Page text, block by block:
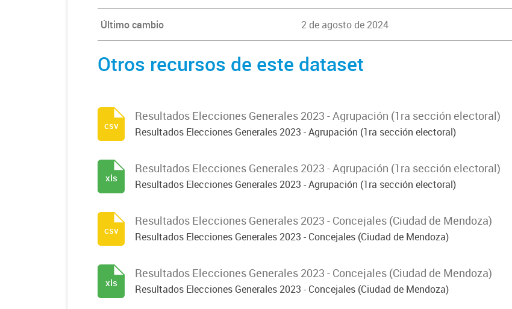
Último cambio 2 de agosto de 2024
Otros recursos de este dataset
Resultados Elecciones Generales 2023 - Agrupación (1ra sección electoral)
Resultados Elecciones Generales 2023 - Agrupación (1ra sección electoral)
csv
Resultados Elecciones Generales 2023 - Agrupación (1ra sección electoral)
Resultados Elecciones Generales 2023 - Agrupación (1ra sección electoral)
xls
Resultados Elecciones Generales 2023 - Concejales (Ciudad de Mendoza)
Resultados Elecciones Generales 2023 - Concejales (Ciudad de Mendoza)
csv
Resultados Elecciones Generales 2023 - Concejales (Ciudad de Mendoza)
Resultados Elecciones Generales 2023 - Concejales (Ciudad de Mendoza)
xls